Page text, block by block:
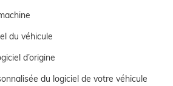
du véhicule
d’origine
du logiciel de votre véhicule